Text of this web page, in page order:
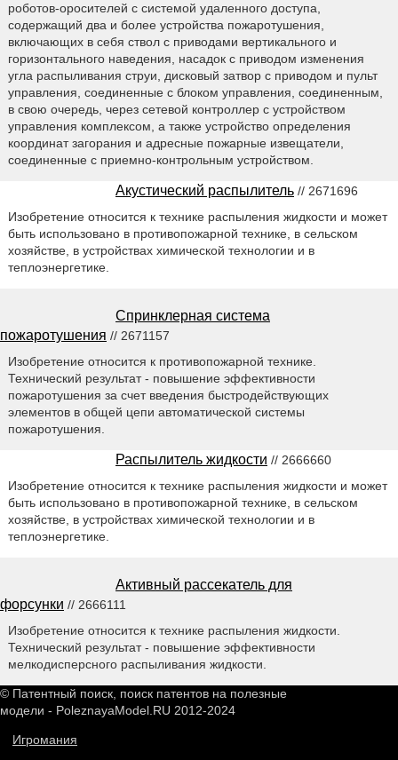
роботов-оросителей с системой удаленного доступа,
содержащий два и более устройства пожаротушения,
включающих в себя ствол с приводами вертикального и
горизонтального наведения, насадок с приводом изменения
угла распыливания струи, дисковый затвор с приводом и пульт
управления, соединенные с блоком управления, соединенным,
в свою очередь, через сетевой контроллер с устройством
управления комплексом, а также устройство определения
координат загорания и адресные пожарные извещатели,
соединенные с приемно-контрольным устройством.
Акустический распылитель // 2671696
Изобретение относится к технике распыления жидкости и может
быть использовано в противопожарной технике, в сельском
хозяйстве, в устройствах химической технологии и в
теплоэнергетике.
Спринклерная система
пожаротушения // 2671157
Изобретение относится к противопожарной технике.
Технический результат - повышение эффективности
пожаротушения за счет введения быстродействующих
элементов в общей цепи автоматической системы
пожаротушения.
Распылитель жидкости // 2666660
Изобретение относится к технике распыления жидкости и может
быть использовано в противопожарной технике, в сельском
хозяйстве, в устройствах химической технологии и в
теплоэнергетике.
Активный рассекатель для
форсунки // 2666111
Изобретение относится к технике распыления жидкости.
Технический результат - повышение эффективности
мелкодисперсного распыливания жидкости.
© Патентный поиск, поиск патентов на полезные
модели - PoleznayaModel.RU 2012-2024
Игромания